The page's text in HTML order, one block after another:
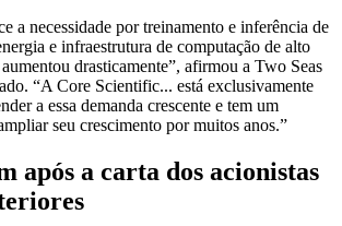
a necessidade por treinamento e inferência de
e infraestrutura de computação de alto
drasticamente”, afirmou a Two Seas
“A Core Scientific... está exclusivamente
a essa demanda crescente e tem um
seu crescimento por muitos anos.”
após a carta dos acionistas